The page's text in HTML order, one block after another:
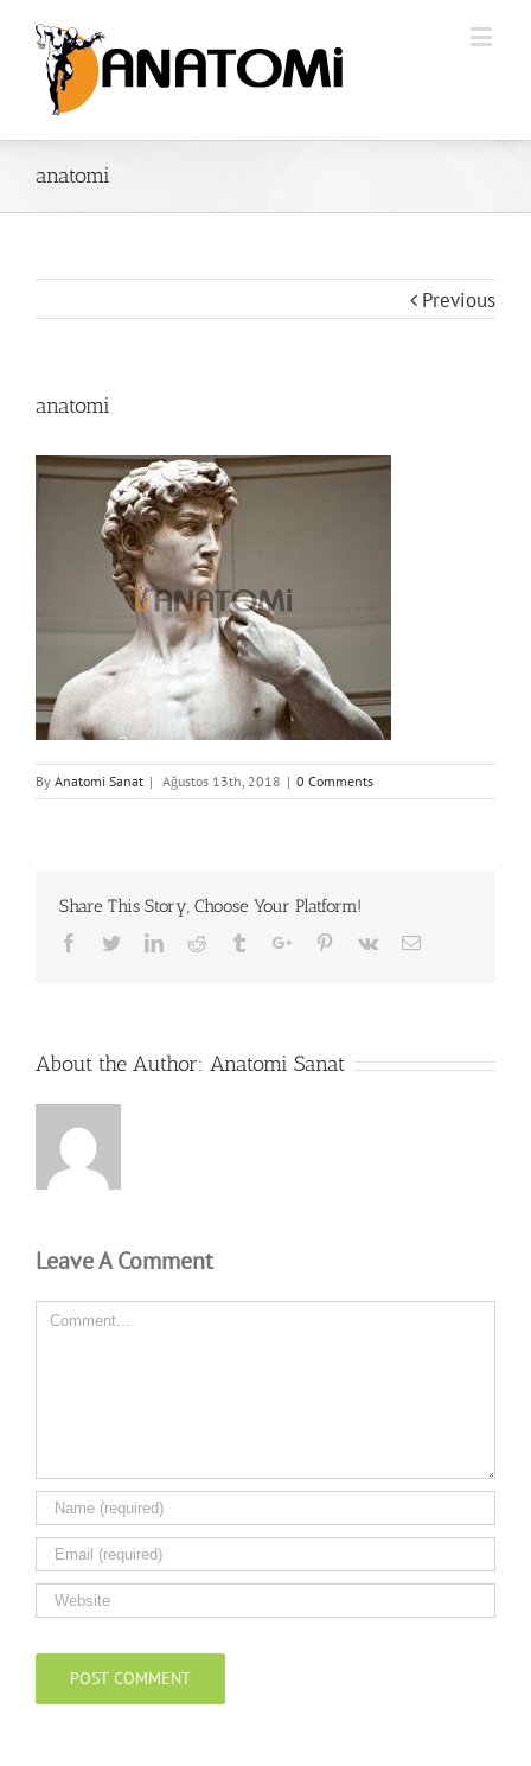
anatomi
Previous
anatomi
By Anatomi Sanat | Ağustos 13th, 2018 | 0 Comments
Share This Story, Choose Your Platform!
Facebook
TwitterLinkedinReddit TumblrGoogle+Pinterest
Vk Email
About the Author: Anatomi Sanat
Leave A Comment
Comment